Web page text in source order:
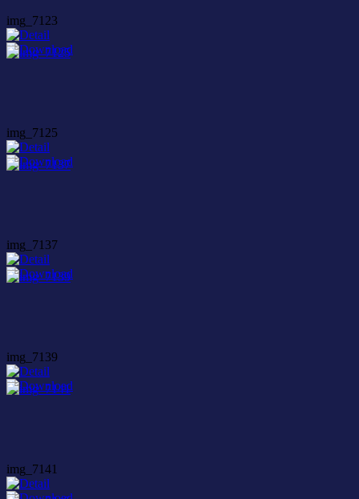
img_7123
img_7125
img_7137
img_7139
img_7141